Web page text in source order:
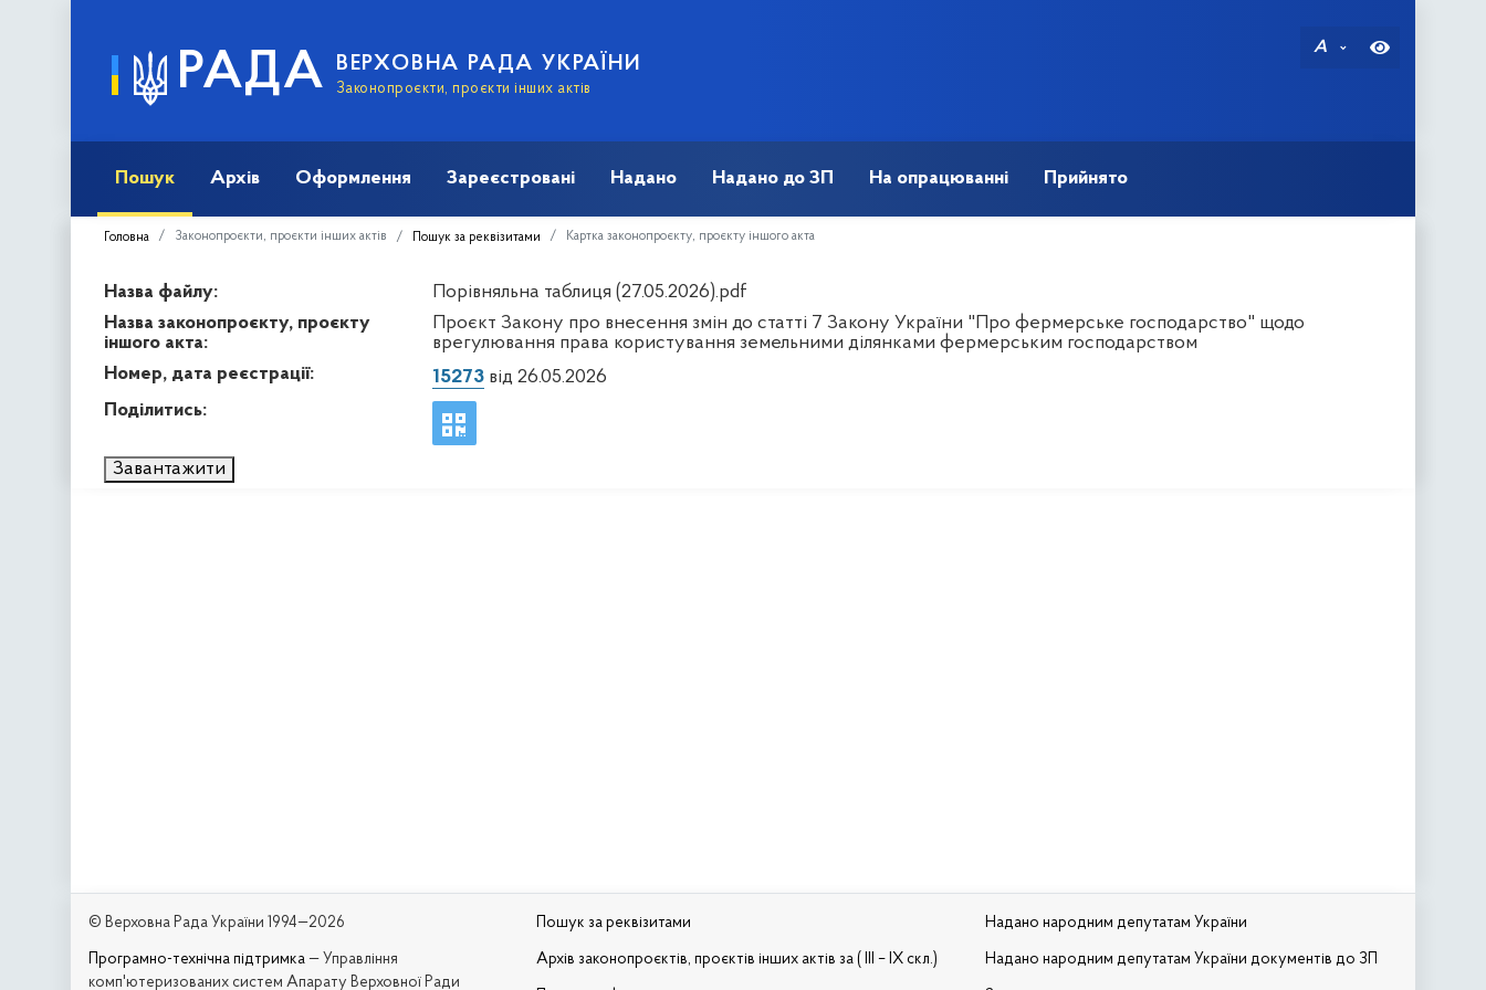
РАДА ВЕРХОВНА РАДА УКРАЇНИ
Законопроєкти, проєкти інших актів
A
Пошук Архів Оформлення Зареєстровані Надано Надано до ЗП На опрацюванні Прийнято
Головна Законопроєкти, проєкти інших актів Пошук за реквізитами Картка законопроєкту, проєкту іншого акта
Назва файлу:
Порівняльна таблиця (27.05.2026).pdf
Назва законопроєкту, проєкту
іншого акта:
Проєкт Закону про внесення змін до статті 7 Закону України "Про фермерське господарство" щодо
врегулювання права користування земельними ділянками фермерським господарством
Номер, дата реєстрації:
15273від 26.05.2026
Поділитись:
Завантажити
© Верховна Рада України 1994—2026
Програмно-технічна підтримка — Управління
комп'ютеризованих систем Апарату Верховної Ради
Пошук за реквізитами
Архів законопроєктів, проєктів інших актів за ( III – IX скл.)
Надано народним депутатам України
Надано народним депутатам України документів до ЗП